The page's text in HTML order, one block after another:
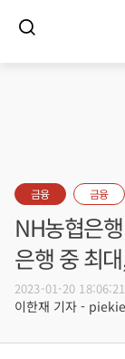
금융 금융
NH농협은
은행 중 최
2023-01-20 18:06:21
이한재 기자 -